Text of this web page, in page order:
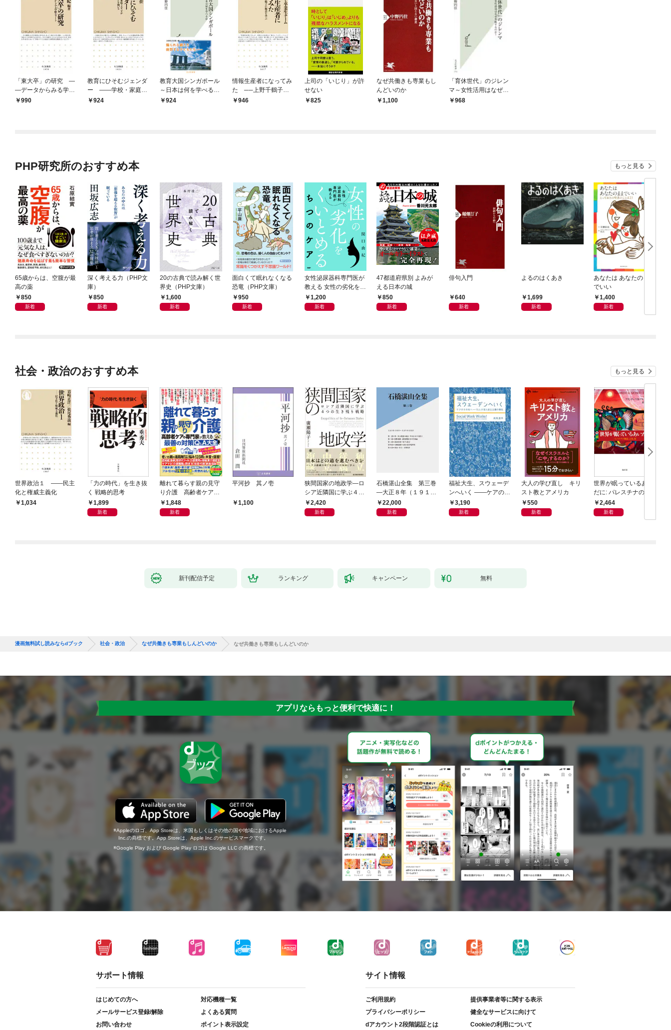
「東大卒」の研究 ―
―データからみる学歴
エリート
990
教育にひそむジェンダ
ー ――学校・家庭・
メディアが「らしさ」
924
教育大国シンガポール
～日本は何を学べるか
～924
情報生産者になってみ
た ──上野千鶴子に
極意を学ぶ
946
上司の「いじり」が許
せない
825
なぜ共働きも専業もし
んどいのか
1,100
「育休世代」のジレン
マ～女性活用はなぜ失
敗するのか？～
968
PHP研究所のおすすめ本 もっと見る
65歳からは、空腹が最
高の薬
850
新着
深く考える力（PHP文
庫）
850
新着
20の古典で読み解く世
界史（PHP文庫）
1,600
新着
面白くて眠れなくなる
恐竜（PHP文庫）
950
新着
女性泌尿器科専門医が
教える 女性の劣化をく
いとめる ちつのケア
1,200
新着
47都道府県別 よみが
える日本の城
850
新着
俳句入門
640
新着
よるのはくあき
1,699
新着
あなたは あなたのまま
でいい
1,400
新着
社会・政治のおすすめ本 もっと見る
世界政治１ ――民主
化と権威主義化
1,034
「力の時代」を生き抜
く 戦略的思考
1,899
新着
離れて暮らす親の見守
り介護 高齢者ケアの
専門家が教える最善の
対策Q＆A大全
1,848
新着
平河抄 其ノ壱
1,100
狭間国家の地政学―ロ
シア近隣国に学ぶ４つ
の生き残り戦略
2,420
新着
石橋湛山全集 第三巻
―大正８年（１９１
９）－大正９年（１９
２０）
22,000
新着
福祉大生、スウェーデ
ンへいく ――ケアのそ
の先へ――15人が見た
民主主義の景色――
3,190
新着
大人の学び直し キリ
スト教とアメリカ
550
新着
世界が眠っているあい
だに: パレスチナの物
語、言葉、傷
2,464
新着
新刊配信予定 ランキング キャンペーン 無料
漫画無料試し読みならdブック 社会・政治 なぜ共働きも専業もしんどいのか なぜ共働きも専業もしんどいのか
アプリならもっと便利で快適に！
Appleのロゴ、App Storeは、米国もしくはその他の国や地域におけるApple
Inc.の商標です。App Storeは、Apple Inc.のサービスマークです。
Google Play および Google Play ロゴは Google LLC の商標です。
サポート情報
はじめての方へ
対応機種一覧
メールサービス登録/解除
よくある質問
お問い合わせ
ポイント表示設定
サイト情報
ご利用規約
提供事業者等に関する表示
プライバシーポリシー
健全なサービスに向けて
dアカウント2段階認証とは
Cookieの利用について